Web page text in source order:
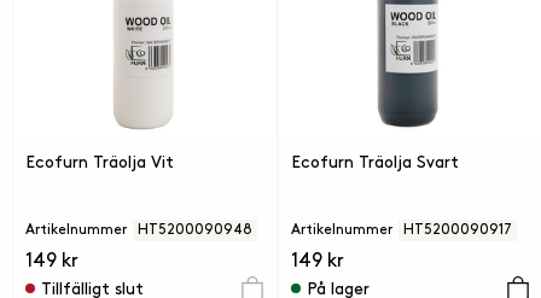
Ecofurn Träolja Vit
Artikelnummer HT5200090948
149 kr
Tillfälligt slut
Ecofurn Träolja Svart
Artikelnummer HT5200090917
149 kr
På lager